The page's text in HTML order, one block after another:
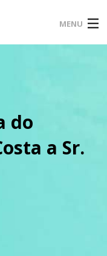
MENU
do
a Sr.